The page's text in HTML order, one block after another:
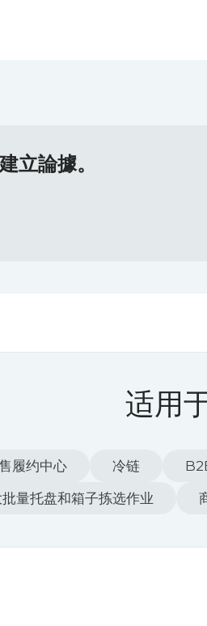
立論據。
适用
履约中心 冷链
批量托盘和箱子拣选作业